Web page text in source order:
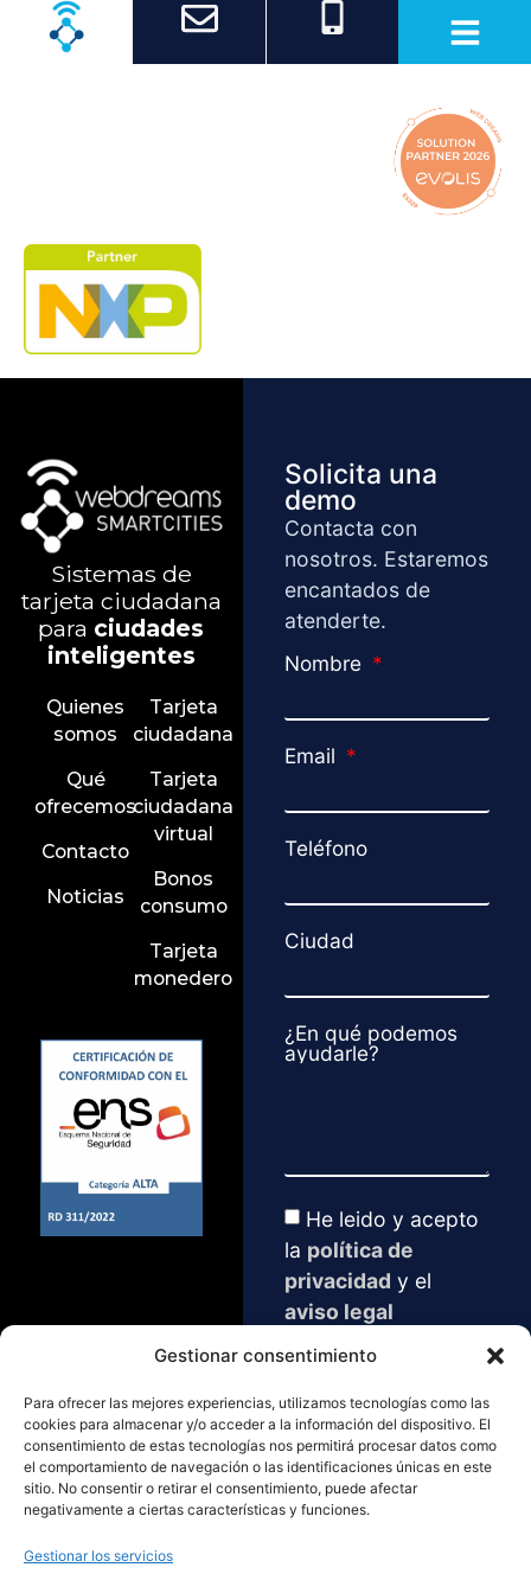
Gestionar consentimiento
Para ofrecer las mejores experiencias, utilizamos tecnologías como las
cookies para almacenar y/o acceder a la información del dispositivo. El
consentimiento de estas tecnologías nos permitirá procesar datos como
el comportamiento de navegación o las identificaciones únicas en este
sitio. No consentir o retirar el consentimiento, puede afectar
negativamente a ciertas características y funciones.
Gestionar los servicios
Buscador de sepulturas
Sistemas de
tarjeta ciudadana
para ciudades
inteligentes
Quienes
somos
Qué
ofrecemos
Contacto
Noticias
Tarjeta
ciudadana
Tarjeta
ciudadana
virtual
Bonos
consumo
Tarjeta
monedero
Solicita una
demo
Contacta con
nosotros. Estaremos
encantados de
atenderte.
Nombre
Email
Teléfono
Ciudad
¿En qué podemos
ayudarle?
He leido y acepto
la política de
privacidad y el
aviso legal
DEMO
+34 974 560 711
Paseo Ramón y
Cajal3, Huesca